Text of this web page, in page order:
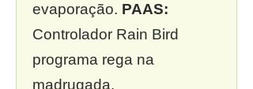
evaporação. PAAS:
Controlador Rain Bird
programa rega na
madrugada.